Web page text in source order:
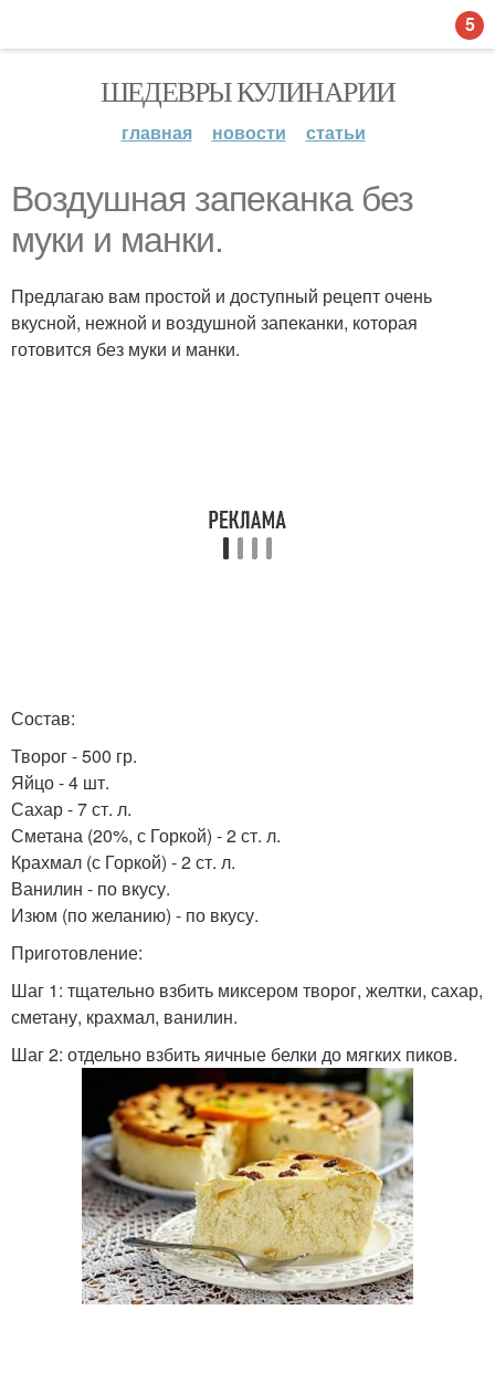
ШЕДЕВРЫ КУЛИНАРИИ
главная новости статьи
Воздушная запеканка без
муки и манки.
Предлагаю вам простой и доступный рецепт очень
вкусной, нежной и воздушной запеканки, которая
готовится без муки и манки.
Состав:
Творог - 500 гр.
Яйцо - 4 шт.
Сахар - 7 ст. л.
Сметана (20%, с Горкой) - 2 ст. л.
Крахмал (с Горкой) - 2 ст. л.
Ванилин - по вкусу.
Изюм (по желанию) - по вкусу.
Приготовление:
Шаг 1: тщательно взбить миксером творог, желтки, сахар,
сметану, крахмал, ванилин.
Шаг 2: отдельно взбить яичные белки до мягких пиков.
5